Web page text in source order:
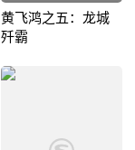
黄飞鸿之五：龙城
歼霸